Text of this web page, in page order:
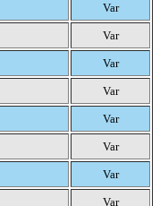
Var
Var
Var
Var
Var
Var
Var
Var